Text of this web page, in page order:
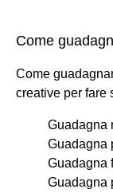
Come
Come
creative per fare
Guadagna
Guadagna
Guadagna
Guadagna